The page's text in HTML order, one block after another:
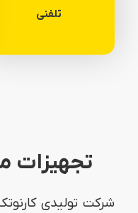
تلفنی
تجهیزات